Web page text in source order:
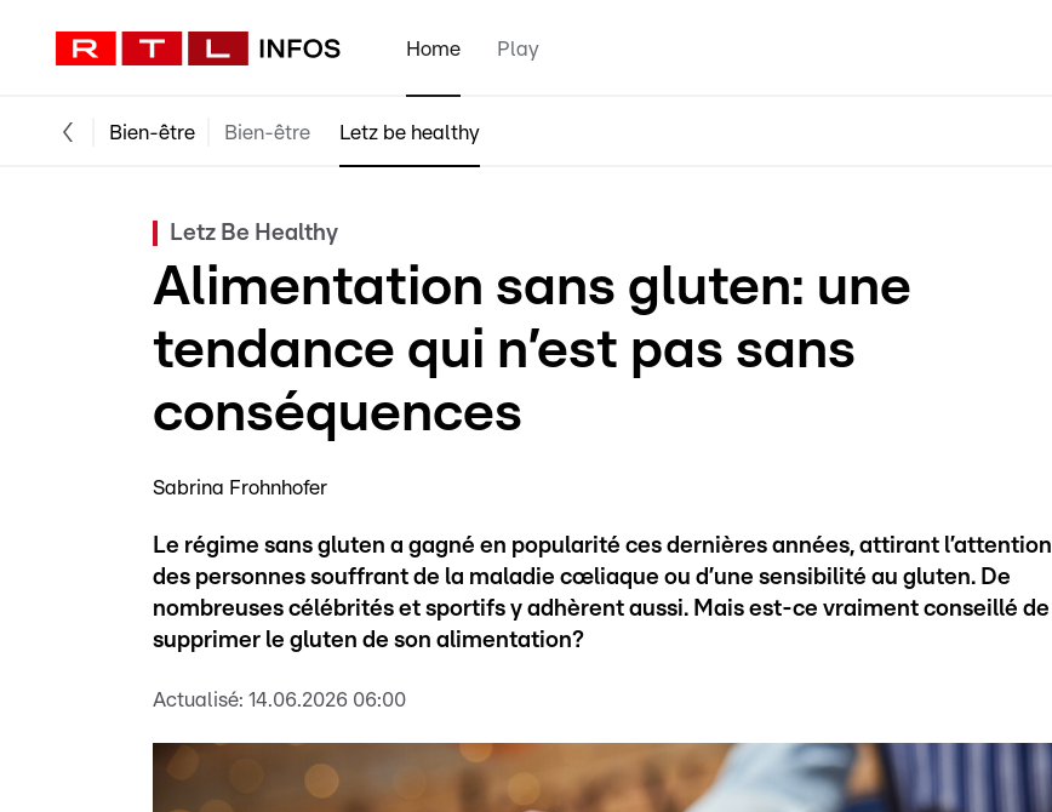
Home Play
Bien-être Bien-être Letz be healthy
Letz Be Healthy
Alimentation sans gluten: une
tendance qui n’est pas sans
conséquences
Sabrina Frohnhofer
Le régime sans gluten a gagné en popularité ces dernières années, attirant l’attention
des personnes souffrant de la maladie cœliaque ou d’une sensibilité au gluten. De
nombreuses célébrités et sportifs y adhèrent aussi. Mais est-ce vraiment conseillé de
supprimer le gluten de son alimentation?
Actualisé: 14.06.2026 06:00